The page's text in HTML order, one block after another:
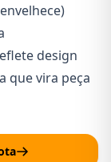
design
que vira peça